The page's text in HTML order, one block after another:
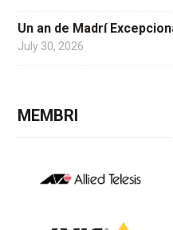
Un an de Madrí
July 30, 2026
MEMBRI